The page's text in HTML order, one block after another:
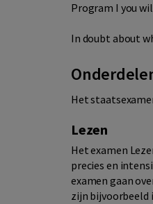
Program I you
In doubt about
Het
Lezen
Het examen
precies en
examen gaan
zijn